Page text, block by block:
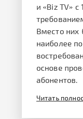
и «Biz TV» c
Вместо них
наиболее
основе
абонентов.
Читать